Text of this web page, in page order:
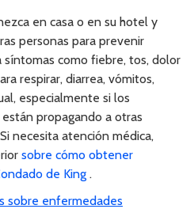
en casa o en su hotel y
personas para prevenir
como fiebre, tos, dolor
respirar, diarrea, vómitos,
especialmente si los
propagando a otras
necesita atención médica,
sobre cómo obtener
de King .
sobre enfermedades